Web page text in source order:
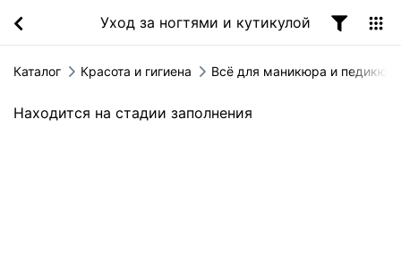
Уход за ногтями и кутикулой
Каталог Красота и гигиена Всё для маникюра и
Находится на стадии заполнения